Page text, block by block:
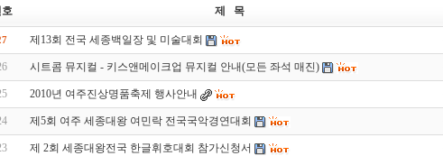
호
제 목
제13회 전국 세종백일장 및 미술대회
시트콤 뮤지컬 - 키스앤메이크업 뮤지컬 안내(모든 좌석 매진)
2010년 여주진상명품축제 행사안내
제5회 여주 세종대왕 여민락 전국국악경연대회
제 2회 세종대왕전국 한글휘호대회 참가신청서